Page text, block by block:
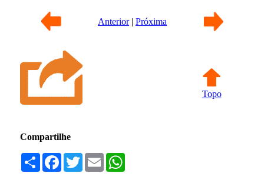
Anterior| Próxima
Topo
Compartilhe
Compartilhar
Facebook
TwitterEmail